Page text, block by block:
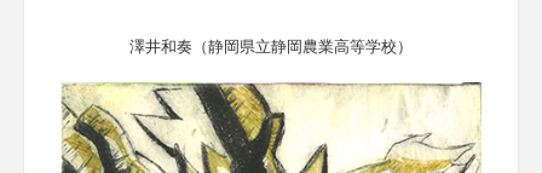
澤井和奏（静岡県立静岡農業高等学校）